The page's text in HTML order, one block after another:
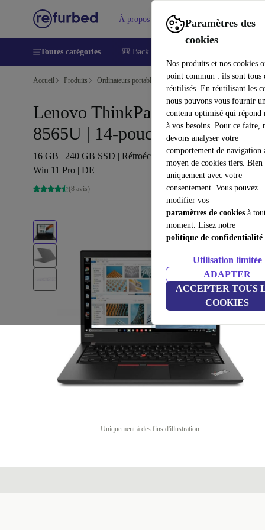
Paramètres des
cookies
Nos produits et nos cookies
point commun : ils sont tous
réutilisés. En réutilisant les
nous pouvons vous fournir
contenu optimisé qui répond
à vos besoins. Pour ce faire,
devons analyser votre
comportement de navigation
moyen de cookies tiers. Bien
uniquement avec votre
consentement. Vous pouvez
modifier vos
paramètres de cookies à
moment. Lisez notre
politique de confidentialité.
Utilisation limitée
ADAPTER
ACCEPTER TOUS
COOKIES
À propos Aide
Toutes catégories 🎒 Back to school
Accueil Produits Ordinateurs portables Ordinateurs portables Lenovo
Lenovo ThinkPad T490 | i7-
8565U | 14-pouces
16 GB | 240 GB SSD | Rétroéclairage du clavier | FHD | FP |
Win 11 Pro | DE
(8 avis)
Uniquement à des fins d'illustration